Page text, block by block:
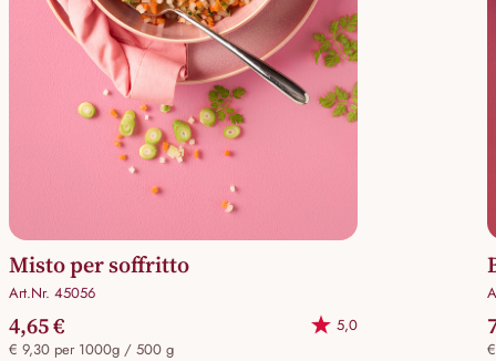
Misto per soffritto
Art.Nr. 45056
4,65 €
5,0
€ 9,30 per 1000g / 500 g